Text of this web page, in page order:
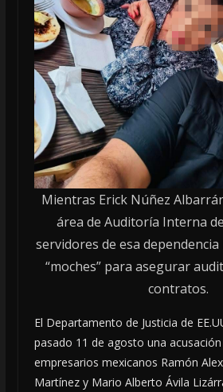
Mientras Erick Núñez
área de Auditoría Interna
servidores de esa
“moches” para asegurar
contratos.
El Departamento de Justicia de
pasado 11 de agosto una
empresarios mexicanos Ramón
Martínez y Mario Alberto Ávila